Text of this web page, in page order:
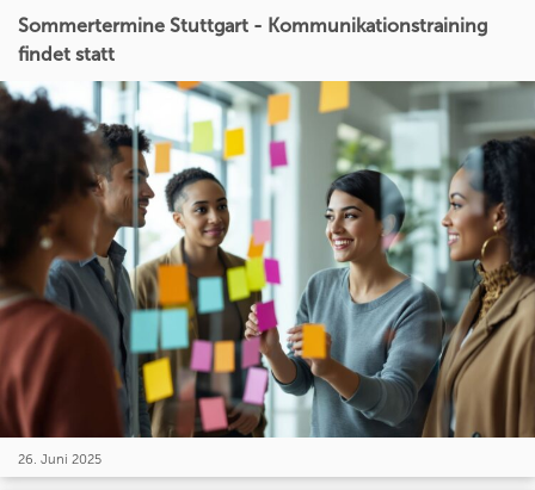
Sommertermine Stuttgart - Kommunikationstraining
findet statt
26. Juni 2025